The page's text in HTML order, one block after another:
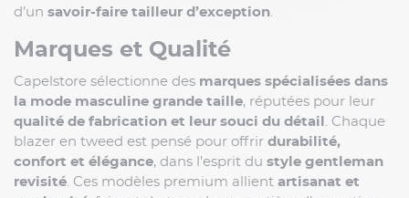
d’un savoir-faire tailleur d’exception
Marques et Qualité
Capelstore sélectionne des marques spécialisées dans
la mode masculine grande taille, réputées pour leur
qualité de fabrication et leur souci du détail
. Chaque
blazer en tweed est pensé pour offrir durabilité,
confort et élégance, dans l’esprit du style gentleman
revisité . Ces modèles premium allient artisanat et